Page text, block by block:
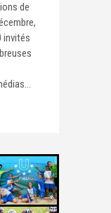
de
invités